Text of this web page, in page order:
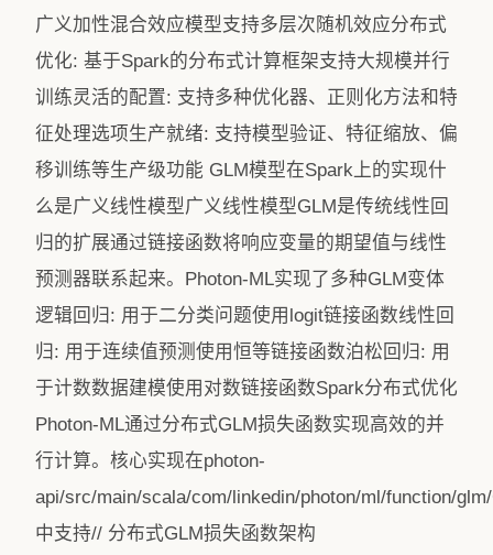
广义加性混合效应模型支持多层次随机效应分布式
优化: 基于Spark的分布式计算框架支持大规模并行
训练灵活的配置: 支持多种优化器、正则化方法和特
征处理选项生产就绪: 支持模型验证、特征缩放、偏
移训练等生产级功能 GLM模型在Spark上的实现什
么是广义线性模型广义线性模型GLM是传统线性回
归的扩展通过链接函数将响应变量的期望值与线性
预测器联系起来。Photon-ML实现了多种GLM变体
逻辑回归: 用于二分类问题使用logit链接函数线性回
归: 用于连续值预测使用恒等链接函数泊松回归: 用
于计数数据建模使用对数链接函数Spark分布式优化
Photon-ML通过分布式GLM损失函数实现高效的并
行计算。核心实现在photon-
api/src/main/scala/com/linkedin/photon/ml/function/
中支持// 分布式GLM损失函数架构